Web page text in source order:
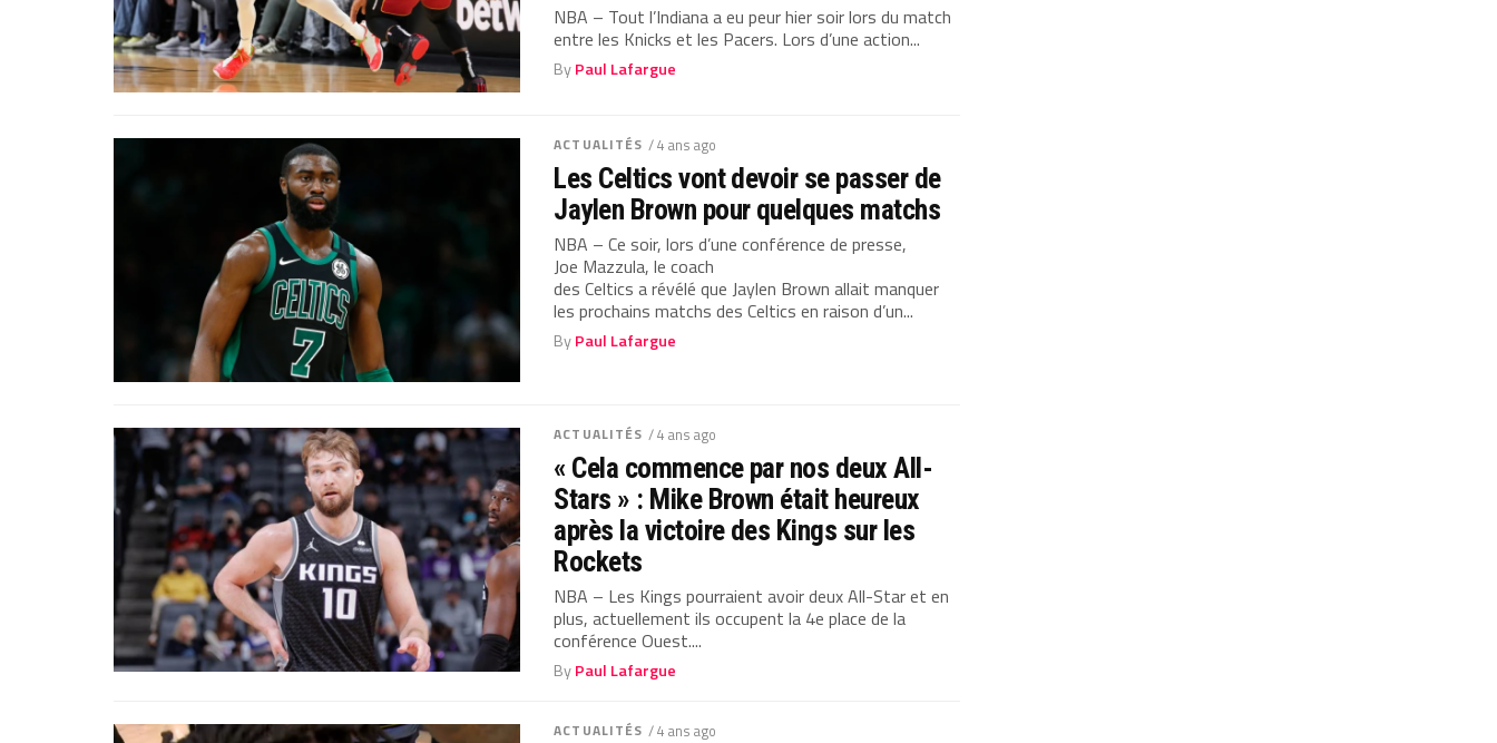
NBA – Tout l’Indiana a eu peur hier soir lors du match
entre les Knicks et les Pacers. Lors d’une action...
ByPaul Lafargue
ACTUALITÉS / 4 ans ago
Les Celtics vont devoir se passer de
Jaylen Brown pour quelques matchs
NBA – Ce soir, lors d’une conférence de presse,
Joe Mazzula, le coach
des Celtics a révélé que Jaylen Brown allait manquer
les prochains matchs des Celtics en raison d’un...
ByPaul Lafargue
ACTUALITÉS / 4 ans ago
« Cela commence par nos deux All-
Stars » : Mike Brown était heureux
après la victoire des Kings sur les
Rockets
NBA – Les Kings pourraient avoir deux All-Star et en
plus, actuellement ils occupent la 4e place de la
conférence Ouest....
ByPaul Lafargue
ACTUALITÉS / 4 ans ago